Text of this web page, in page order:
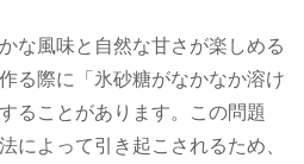
な風味と自然な甘さが楽しめる
る際に「氷砂糖がなかなか溶け
ることがあります。この問題
によって引き起こされるため、